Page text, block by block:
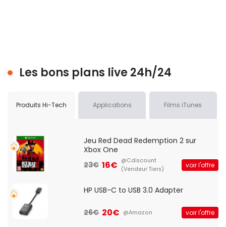
Les bons plans live 24h/24
Produits Hi-Tech Applications Films iTunes
Jeu Red Dead Redemption 2 sur
Xbox One
23€ 16€ @Cdiscount
(Vendeur Tiers)
voir l'offre
HP USB-C to USB 3.0 Adapter
26€ 20€ @Amazon voir l'offre